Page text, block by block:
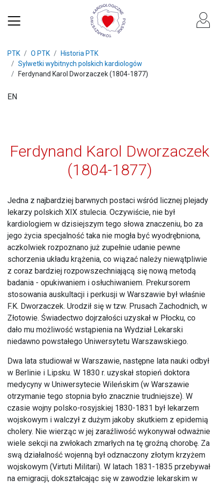
PTK O PTK
Historia PTK
Sylwetki wybitnych polskich kardiologów
Ferdynand Karol Dworzaczek (1804-1877)
EN
Ferdynand Karol Dworzaczek
(1804-1877)
Jedna z najbardziej barwnych postaci wśród licznej plejady
lekarzy polskich XIX stulecia. Oczywiście, nie był
kardiologiem w dzisiejszym tego słowa znaczeniu, bo za
jego życia specjalność taka nie mogła być wyodrębniona,
aczkolwiek rozpoznano już zupełnie udanie pewne
schorzenia układu krążenia, co wiązać należy niewątpliwie
z coraz bardziej rozpowszechniającą się nową metodą
badania - opukiwaniem i osłuchiwaniem. Prekursorem
stosowania auskultacji i perkusji w Warszawie był właśnie
F.K. Dworzaczek. Urodził się w tzw. Prusach Zachodnich, w
Złotowie. Świadectwo dojrzałości uzyskał w Płocku, co
dało mu możliwość wstąpienia na Wydział Lekarski
niedawno powstałego Uniwersytetu Warszawskiego.
Dwa lata studiował w Warszawie, następne lata nauki odbył
w Berlinie i Lipsku. W 1830 r. uzyskał stopień doktora
medycyny w Uniwersytecie Wileńskim (w Warszawie
otrzymanie tego stopnia było znacznie trudniejsze). W
czasie wojny polsko-rosyjskiej 1830-1831 był lekarzem
wojskowym i walczył z dużym jakoby skutkiem z epidemią
cholery. Nie wierząc w jej zaraźliwość wykonywał odważnie
wiele sekcji na zwłokach zmarłych na tę groźną chorobę. Za
swą działalność wojenną był odznaczony złotym krzyżem
wojskowym (Virtuti Militari). W latach 1831-1835 przebywał
na emigracji, dokształcając się w zawodzie lekarskim w